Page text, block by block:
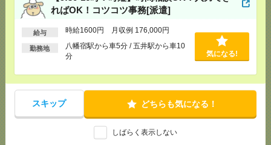
ればOK！コツコツ事務[派遣]
給与 時給1600円 月収例 176,000円
勤務地
八幡宿駅から車5分 / 五井駅から車10
分
気になる!
スキップ どちらも気になる！
しばらく表示しない
[交通費]
全額支給
[月収例]15～20万円
[勤務地]八幡宿駅から車5分 /五井駅から車10分
マイカー通勤OK！平塚！仕様書のデータ入力メイン
時給1700円＋交
[交通費]交通費実費支給（当社規定あり）
[勤務地]平塚駅からバス15分